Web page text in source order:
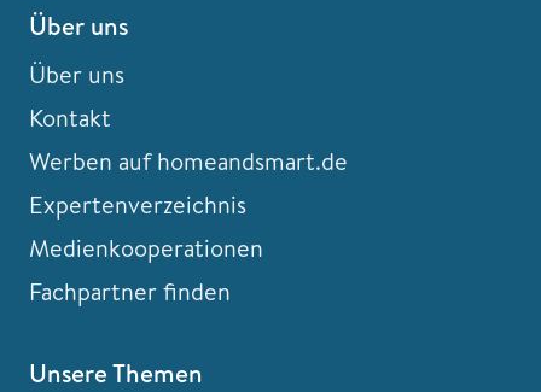
Über uns
Über uns
Kontakt
Werben auf homeandsmart.de
Expertenverzeichnis
Medienkooperationen
Fachpartner finden
Unsere Themen